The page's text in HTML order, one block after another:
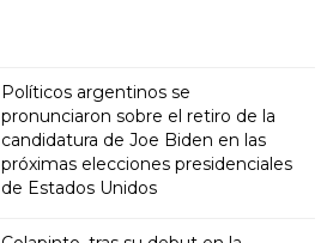
Políticos argentinos se
pronunciaron sobre el retiro de la
candidatura de Joe Biden en las
próximas elecciones presidenciales
de Estados Unidos